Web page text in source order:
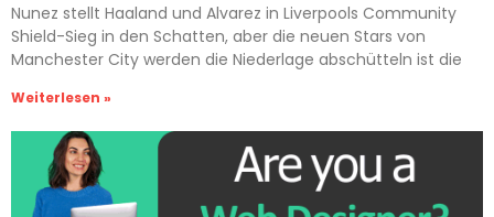
Nunez stellt Haaland und Alvarez in Liverpools Community
Shield-Sieg in den Schatten, aber die neuen Stars von
Manchester City werden die Niederlage abschütteln ist die
Weiterlesen »